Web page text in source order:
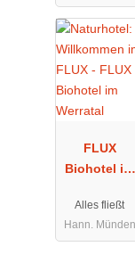
FLUX
Biohotel im
Alles fließt
Hann. Münden